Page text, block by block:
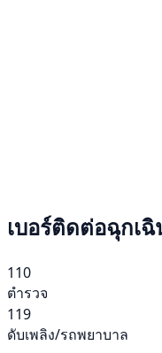
เบอร์ติดต่อฉุกเ
110
ตำรวจ
119
ดับเพลิง/รถพยาบาล